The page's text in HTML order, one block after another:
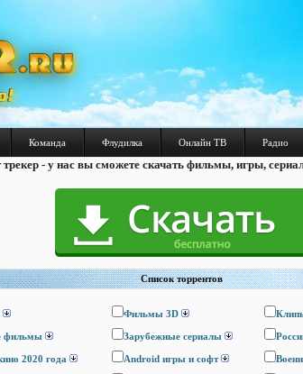
Команда Флудилка Онлайн ТВ Радио
трекер - у нас вы сможете скачать фильмы, игры,
Список торрентов
Фильмы 3D
фильмы Зарубежные сериалы
2020 года Android игры и софт